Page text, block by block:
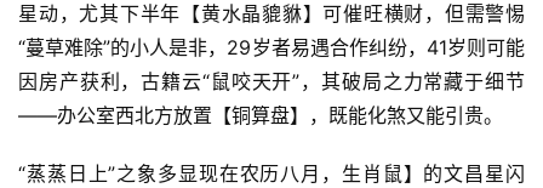
星动，尤其下半年【黄水晶貔貅】可催旺横财，但需警惕
“蔓草难除”的小人是非，29岁者易遇合作纠纷，41岁则可能
因房产获利，古籍云“鼠咬天开”，其破局之力常藏于细节
——办公室西北方放置【铜算盘】，既能化煞又能引贵。
“蒸蒸日上”之象多显现在农历八月，生肖鼠】的文昌星闪